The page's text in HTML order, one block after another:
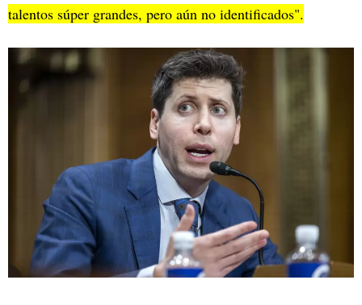
talentos súper grandes, pero aún no identificados".